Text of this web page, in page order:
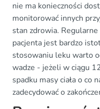
nie ma konieczności
monitorować innych
stan zdrowia.
pacjenta jest bardzo
stosowaniu leku warto
wadze - jeżeli w ciągu
spadku masy ciała o co
zadecydować o